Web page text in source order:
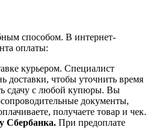
способом. В интернет-
оплаты:
курьером. Специалист
доставки, чтобы уточнить время
сдачу с любой купюры. Вы
документы,
получаете товар и чек.
Сбербанка. При предоплате